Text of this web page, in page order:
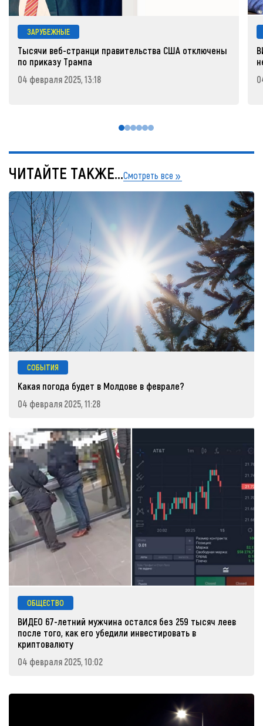
ЗАРУБЕЖНЫЕ
Тысячи веб-странци правительства США отключены
по приказу Трампа
04 февраля 2025, 13:18
ЧИТАЙТЕ ТАКЖЕ...Смотреть все
СОБЫТИЯ
Какая погода будет в Молдове в феврале?
04 февраля 2025, 11:28
ОБЩЕСТВО
ВИДЕО 67-летний мужчина остался без 259 тысяч леев
после того, как его убедили инвестировать в
криптовалюту
04 февраля 2025, 10:02